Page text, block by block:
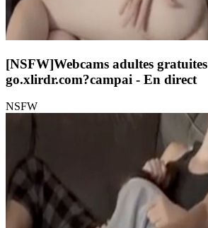
[NSFW]Webcams adultes gratuites
go.xlirdr.com?campai - En direct
NSFW